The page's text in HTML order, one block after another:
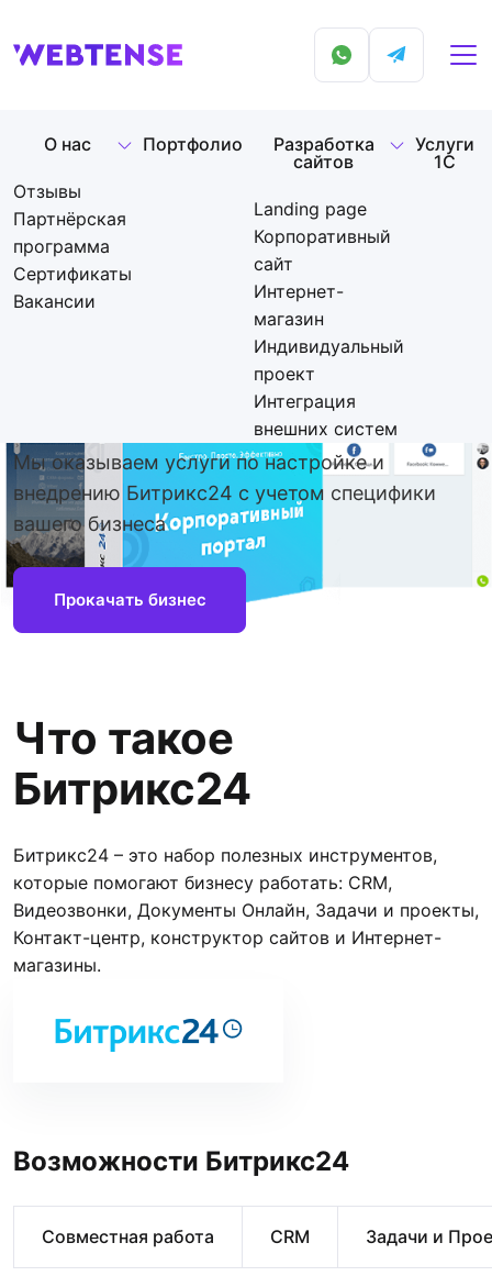
О нас
Отзывы
Партнёрская
программа
Сертификаты
Вакансии
Портфолио
Разработка
сайтов
Landing page
Корпоративный
сайт
Интернет-
магазин
Индивидуальный
проект
Интеграция
внешних систем
Услуги
1С
Главная Битрикс24
Битрикс24
Готовый набор инструментов для совместной
работы компании и CRM №1 в России.
Мы оказываем услуги по настройке и
внедрению Битрикс24 с учетом специфики
вашего бизнеса
Прокачать бизнес
Что такое
Битрикс24
Битрикс24 – это набор полезных инструментов,
которые помогают бизнесу работать: CRM,
Видеозвонки, Документы Онлайн, Задачи и проекты,
Контакт-центр, конструктор сайтов и Интернет-
магазины.
Возможности Битрикс24
Совместная работа CRM Задачи и